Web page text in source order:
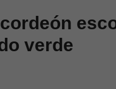
verde